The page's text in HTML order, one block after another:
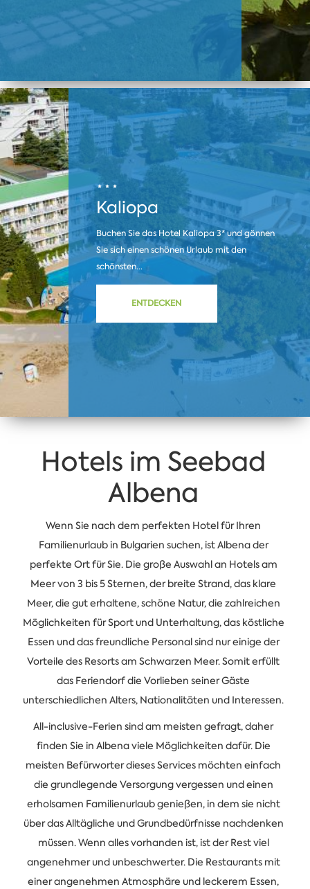
Kaliopa
Buchen Sie das Hotel Kaliopa 3* und gönnen
Sie sich einen schönen Urlaub mit den
schönsten...
ENTDECKEN
Hotels im Seebad
Albena
Wenn Sie nach dem perfekten Hotel für Ihren
Familienurlaub in Bulgarien suchen, ist Albena der
perfekte Ort für Sie. Die große Auswahl an Hotels am
Meer von 3 bis 5 Sternen, der breite Strand, das klare
Meer, die gut erhaltene, schöne Natur, die zahlreichen
Möglichkeiten für Sport und Unterhaltung, das köstliche
Essen und das freundliche Personal sind nur einige der
Vorteile des Resorts am Schwarzen Meer. Somit erfüllt
das Feriendorf die Vorlieben seiner Gäste
unterschiedlichen Alters, Nationalitäten und Interessen.
All-inclusive-Ferien sind am meisten gefragt, daher
finden Sie in Albena viele Möglichkeiten dafür. Die
meisten Befürworter dieses Services möchten einfach
die grundlegende Versorgung vergessen und einen
erholsamen Familienurlaub genießen, in dem sie nicht
über das Alltägliche und Grundbedürfnisse nachdenken
müssen. Wenn alles vorhanden ist, ist der Rest viel
angenehmer und unbeschwerter. Die Restaurants mit
einer angenehmen Atmosphäre und leckerem Essen,